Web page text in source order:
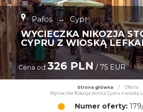
Pafos → Cypr
WYCIECZKA NIKOZJA
CYPRU Z WIOSKĄ
Cena od 326 PLN / 75 EUR
Strona główna / Oferta
Wycieczka Nikozja stolica Cypru z wioską
Numer oferty: